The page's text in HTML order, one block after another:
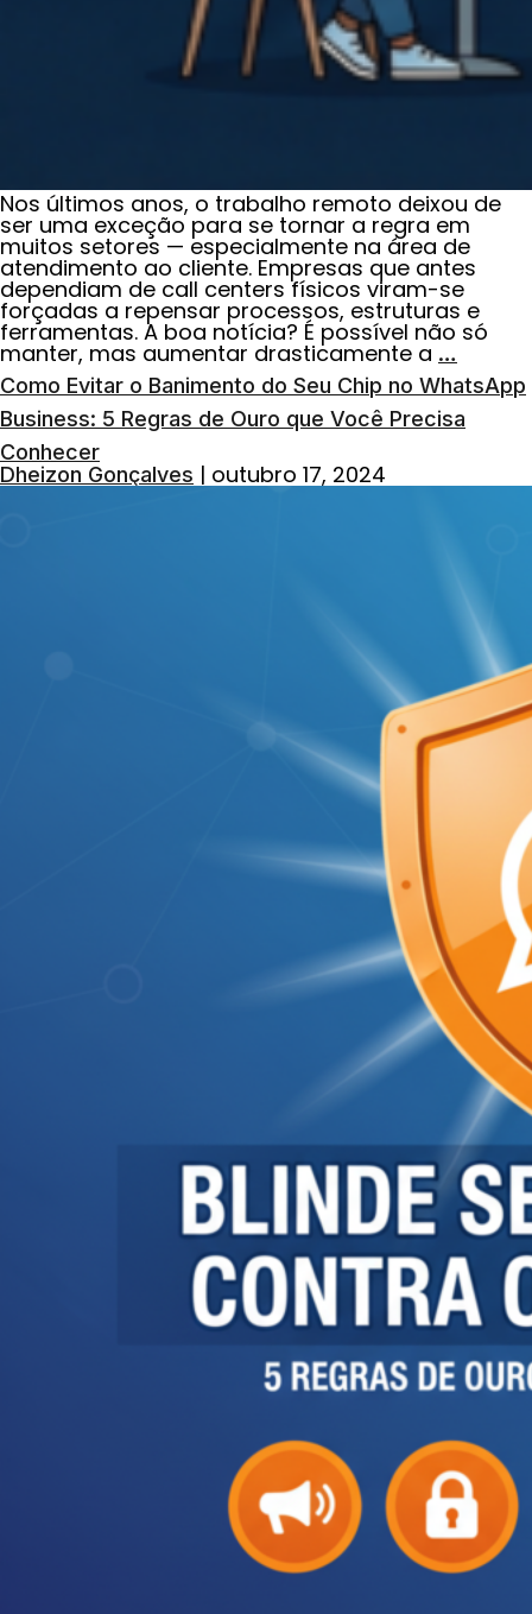
Nos últimos anos, o trabalho remoto deixou de
ser uma exceção para se tornar a regra em
muitos setores — especialmente na área de
atendimento ao cliente. Empresas que antes
dependiam de call centers físicos viram-se
forçadas a repensar processos, estruturas e
ferramentas. A boa notícia? É possível não só
manter, mas aumentar drasticamente a …
Como Evitar o Banimento do Seu Chip no WhatsApp
Business: 5 Regras de Ouro que Você Precisa
Conhecer
Dheizon Gonçalves | outubro 17, 2024